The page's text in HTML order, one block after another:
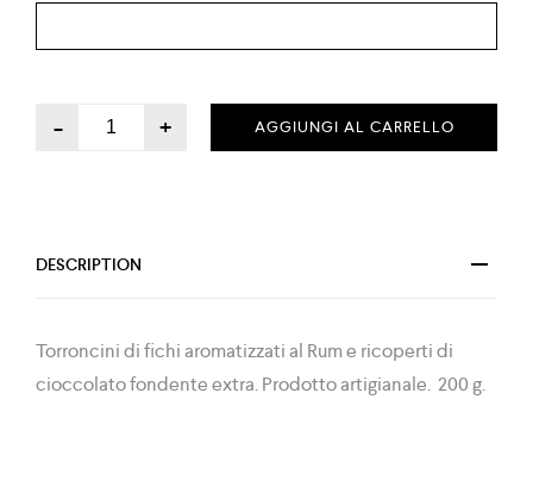
- + AGGIUNGI AL CARRELLO
DESCRIPTION
Torroncini di fichi aromatizzati al Rum e ricoperti di
cioccolato fondente extra. Prodotto artigianale. 200 g.